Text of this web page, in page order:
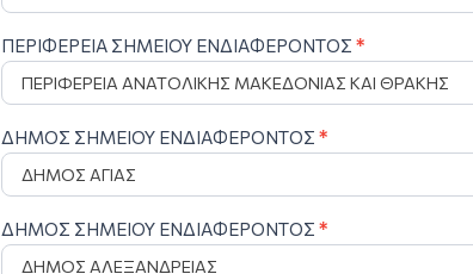
ΠΕΡΙΦΕΡΕΙΑ ΣΗΜΕΙΟΥ ΕΝΔΙΑΦΕΡΟΝΤΟΣ *
ΔΗΜΟΣ ΣΗΜΕΙΟΥ ΕΝΔΙΑΦΕΡΟΝΤΟΣ *
ΔΗΜΟΣ ΣΗΜΕΙΟΥ ΕΝΔΙΑΦΕΡΟΝΤΟΣ *